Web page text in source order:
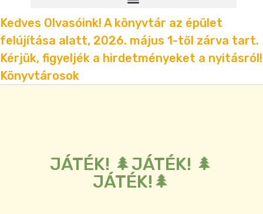
Kedves Olvasóink! A könyvtár az épület
felújítása alatt, 2026. május 1-től zárva tart.
Kérjük, figyeljék a hirdetményeket a nyitásról!
Könyvtárosok
JÁTÉK! 🌲JÁTÉK! 🌲
JÁTÉK!🌲